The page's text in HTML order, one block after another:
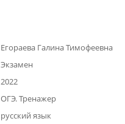
Егораева Галина Тимофеевна
Экзамен
2022
ОГЭ. Тренажер
русский язык